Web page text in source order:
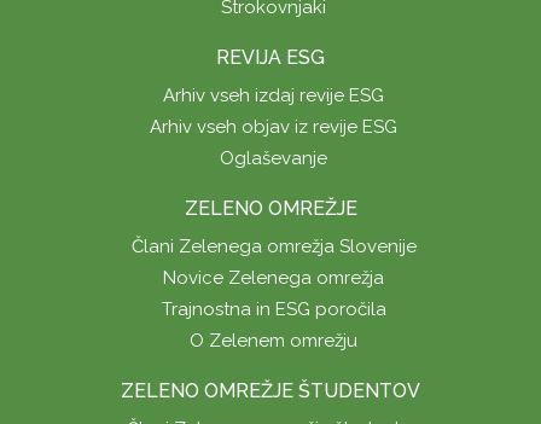
Strokovnjaki
REVIJA ESG
Arhiv vseh izdaj revije ESG
Arhiv vseh objav iz revije ESG
Oglaševanje
ZELENO OMREŽJE
Člani Zelenega omrežja Slovenije
Novice Zelenega omrežja
Trajnostna in ESG poročila
O Zelenem omrežju
ZELENO OMREŽJE ŠTUDENTOV